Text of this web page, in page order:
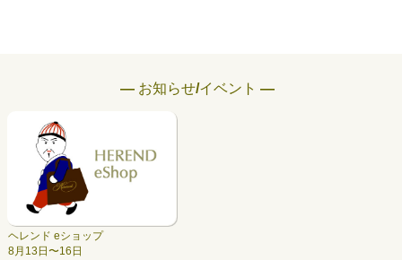
― お知らせ/イベント ―
ヘレンド eショップ
8月13日〜16日